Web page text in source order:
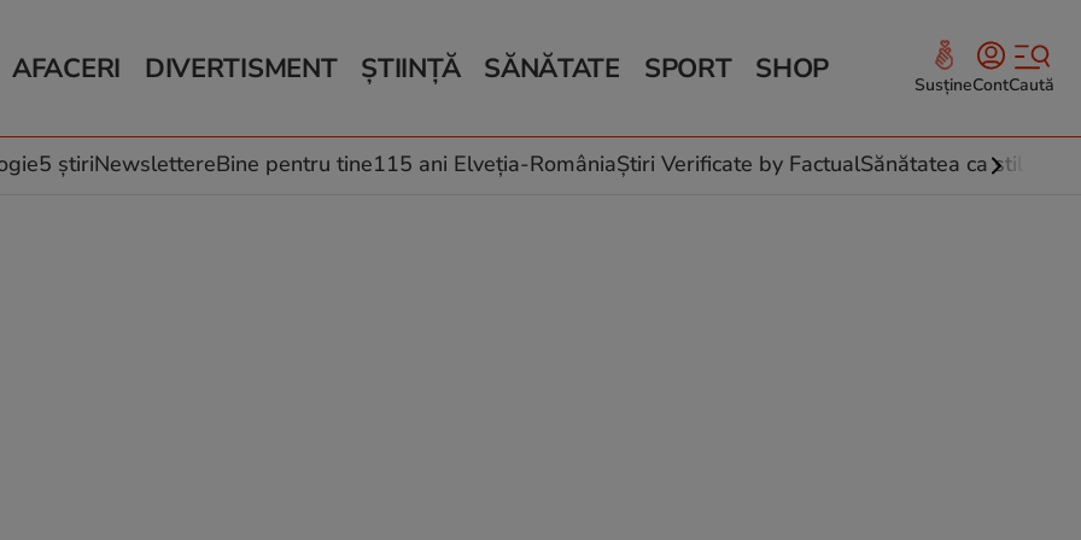
AFACERI
Auto
Locuri de muncă
DIVERTISMENT
Horoscop
Muzică și Filme
ȘTIINȚĂ
Schimbări climatice
SĂNĂTATE
Relații
Rețete culinare
SPORT SHOP SusțineContCaută
5 știriNewslettereBine pentru tine115 ani Elveția-RomâniaȘtiri Verificate by FactualSănătatea ca stil de